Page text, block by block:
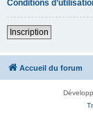
Conditions
Inscription
Accueil du forum